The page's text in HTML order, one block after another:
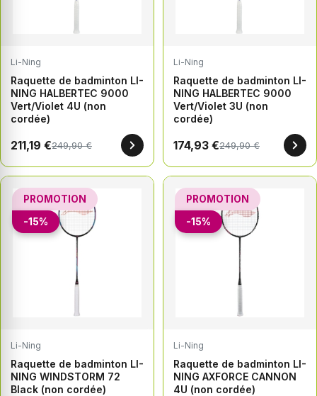
Li-Ning
Raquette de badminton LI-
NING HALBERTEC 9000
Vert/Violet 4U (non
cordée)
211,19 €249,90 €
Li-Ning
Raquette de badminton LI-
NING HALBERTEC 9000
Vert/Violet 3U (non
cordée)
174,93 €249,90 €
PROMOTION
-15%
Li-Ning
Raquette de badminton LI-
NING WINDSTORM 72
Black (non cordée)
PROMOTION
-15%
Li-Ning
Raquette de badminton LI-
NING AXFORCE CANNON
4U (non cordée)